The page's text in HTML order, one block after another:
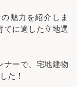
魅力を紹介しま
てに適した立地選
ナーで、宅地建物
た！